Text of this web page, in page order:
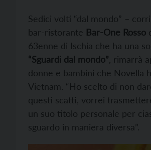
Sedici volti “dal mondo” –
bar-ristorante Bar-One Rosso
63enne di Ischia che ha una
“Sguardi dal mondo” , rimarrà
donne e bambini che Novella
Vietnam. “Ho scelto di non
questi scatti, vorrei
un suo titolo personale per
sguardo in maniera diversa”.